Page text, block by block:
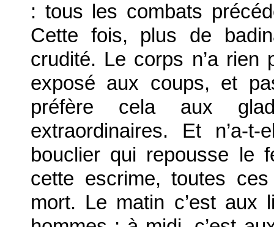
: tous les combats
Cette fois, plus de
crudité. Le corps n’a
exposé aux coups, et
préfère cela aux
extraordinaires. Et
bouclier qui repousse le
cette escrime, toutes
mort. Le matin c’est aux